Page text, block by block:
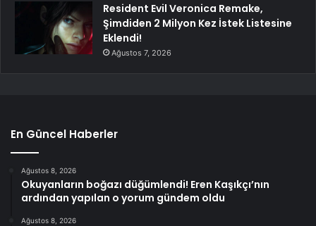
Resident Evil Veronica Remake,
Şimdiden 2 Milyon Kez İstek Listesine
Eklendi!
Ağustos 7, 2026
En Güncel Haberler
Ağustos 8, 2026
Okuyanların boğazı düğümlendi! Eren Kaşıkçı’nın
ardından yapılan o yorum gündem oldu
Ağustos 8, 2026